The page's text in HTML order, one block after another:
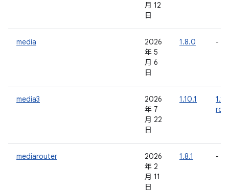
月 12
日
media
2026
年 5
月 6
日
1.8.0 -
media3
2026
年 7
月 22
日
1.10.1
mediarouter
2026
年 2
月 11
日
1.8.1 -